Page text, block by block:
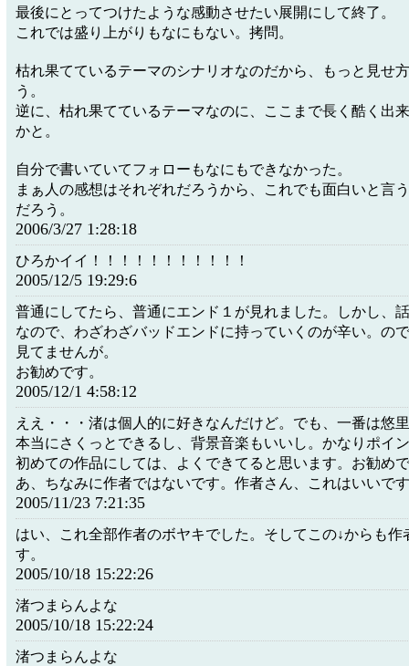
最後にとってつけたような感動させたい展開にして終了。
これでは盛り上がりもなにもない。拷問。
枯れ果てているテーマのシナリオなのだから、もっと見せ
う。
逆に、枯れ果てているテーマなのに、ここまで長く酷く出
かと。
自分で書いていてフォローもなにもできなかった。
まぁ人の感想はそれぞれだろうから、これでも面白いと言
だろう。
2006/3/27 1:28:18
ひろかイイ！！！！！！！！！！！
2005/12/5 19:29:6
普通にしてたら、普通にエンド１が見れました。しかし、
なので、わざわざバッドエンドに持っていくのが辛い。の
見てませんが。
お勧めです。
2005/12/1 4:58:12
ええ・・・渚は個人的に好きなんだけど。でも、一番は悠
本当にさくっとできるし、背景音楽もいいし。かなりポイ
初めての作品にしては、よくできてると思います。お勧
あ、ちなみに作者ではないです。作者さん、これはいいで
2005/11/23 7:21:35
はい、これ全部作者のボヤキでした。そしてこの↓からも作
す。
2005/10/18 15:22:26
渚つまらんよな
2005/10/18 15:22:24
渚つまらんよな